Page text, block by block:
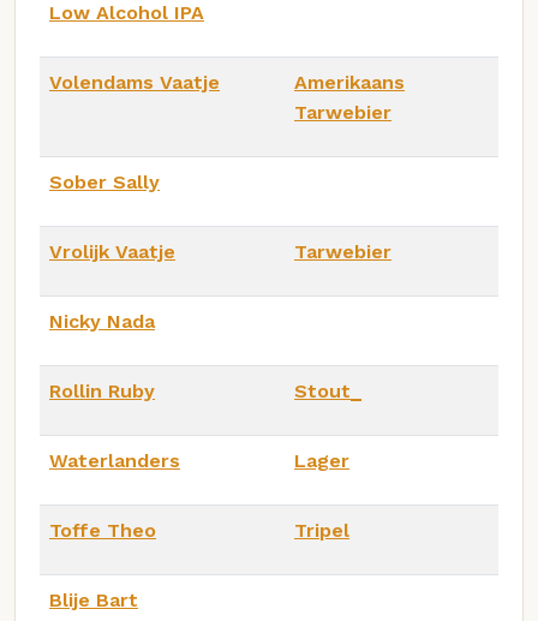
Low Alcohol IPA
Volendams Vaatje
Amerikaans
Tarwebier
Sober Sally
Vrolijk Vaatje Tarwebier
Nicky Nada
Rollin Ruby Stout_
Waterlanders Lager
Toffe Theo Tripel
Blije Bart